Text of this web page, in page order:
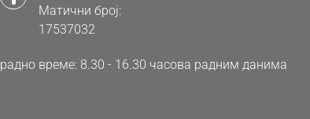
Матични број:
17537032
радно време: 8.30 - 16.30 часова радним данима